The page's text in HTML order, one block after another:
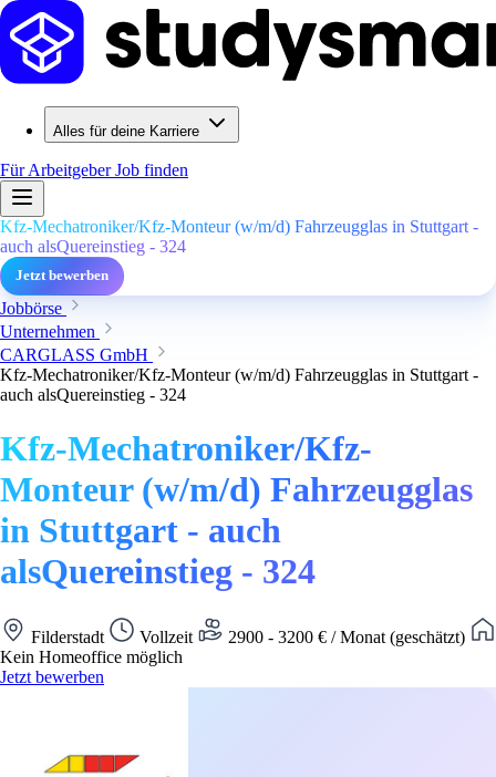
Alles für deine Karriere
Für ArbeitgeberJob finden
Kfz-Mechatroniker/Kfz-Monteur (w/m/d) Fahrzeugglas in Stuttgart -
auch alsQuereinstieg - 324
Jetzt bewerben
Jobbörse
Unternehmen
CARGLASS GmbH
Kfz-Mechatroniker/Kfz-Monteur (w/m/d) Fahrzeugglas in Stuttgart -
auch alsQuereinstieg - 324
Kfz-Mechatroniker/Kfz-
Monteur (w/m/d) Fahrzeugglas
in Stuttgart - auch
alsQuereinstieg - 324
Filderstadt Vollzeit
2900 - 3200 € / Monat (geschätzt)
Kein Homeoffice möglich
Jetzt bewerben